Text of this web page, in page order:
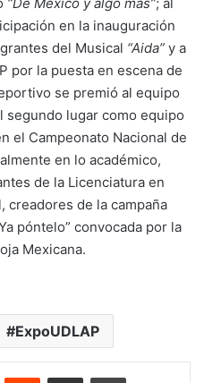
en la inauguración
del Musical “Aida” y a
por la puesta en escena de
se premió al equipo
lugar como equipo
el Campeonato Nacional de
en lo académico,
de la Licenciatura en
creadores de la campaña
póntelo” convocada por la
Mexicana.
ExpoUDLAP
Reddit Share via Email Print